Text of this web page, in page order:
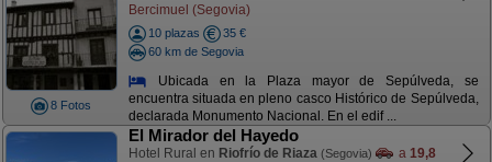
8 Fotos
Bercimuel (Segovia)
10 plazas
35 €
60 km de Segovia
Ubicada en la Plaza mayor de Sepúlveda, se
encuentra situada en pleno casco Histórico de Sepúlveda,
declarada Monumento Nacional. En el edif ...
El Mirador del Hayedo
Hotel Rural en Riofrío de Riaza (Segovia) a 19,8